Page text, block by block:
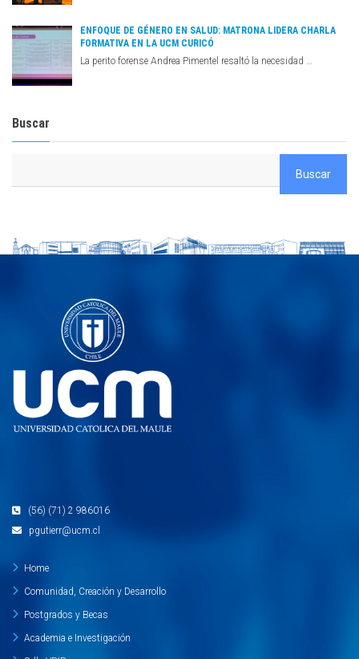
ENFOQUE DE GÉNERO EN SALUD: MATRONA LIDERA CHARLA
FORMATIVA EN LA UCM CURICÓ
La perito forense Andrea Pimentel resaltó la necesidad …
Buscar
(56) (71) 2 986016
pgutierr@ucm.cl
Home
Comunidad, Creación y Desarrollo
Postgrados y Becas
Academia e Investigación